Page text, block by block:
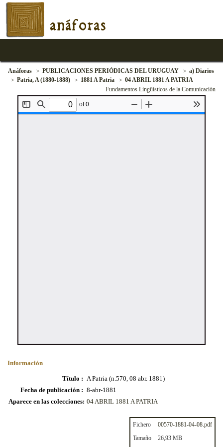
anáforas
Anáforas PUBLICACIONES PERIÓDICAS DEL URUGUAY
a) Diarios
Patria, A (1880-1888)
1881 A Patria
04 ABRIL 1881 A PATRIA
Fundamentos Lingüísticos de la Comunicación
Información
Título : A Patria (n.570, 08 abr. 1881)
Fecha de publicación : 8-abr-1881
Aparece en las colecciones: 04 ABRIL 1881 A PATRIA
Fichero
00570-1881-04-08.pdf
Tamaño
26,93 MB